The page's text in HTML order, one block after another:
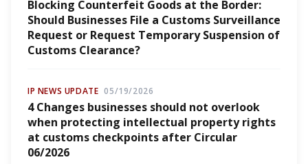
Blocking Counterfeit Goods at the Border:
Should Businesses File a Customs Surveillance
Request or Request Temporary Suspension of
Customs Clearance?
IP NEWS UPDATE 05/19/2026
4 Changes businesses should not overlook
when protecting intellectual property rights
at customs checkpoints after Circular
06/2026